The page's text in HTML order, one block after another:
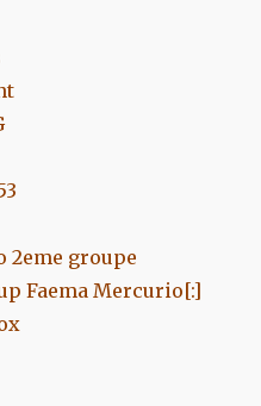
2eme groupe
Faema Mercurio[:]